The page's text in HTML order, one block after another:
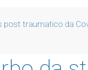
post traumatico da